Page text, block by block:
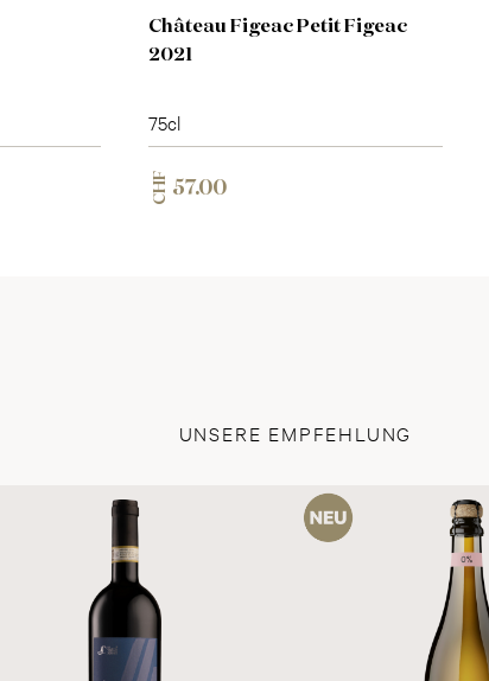
Château Figeac Petit Figeac
2021
75cl
CHF 57.00
UNSERE EMPFEHLUNG